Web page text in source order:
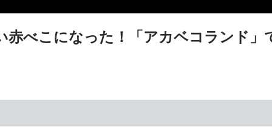
赤べこになった！「アカベコランド」